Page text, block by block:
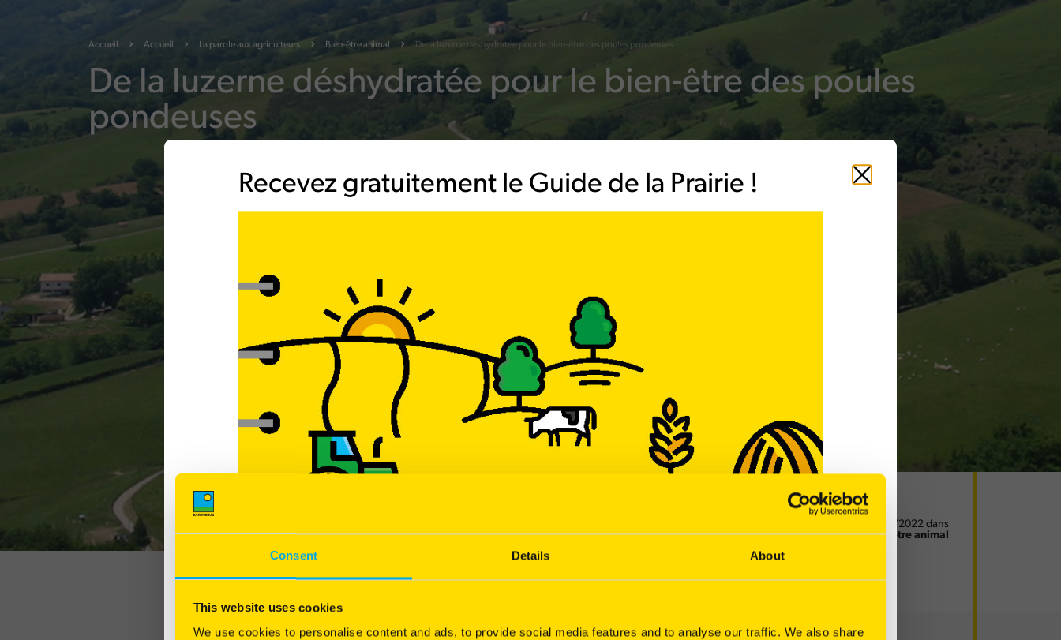
Consent Details About
This website uses cookies
We use cookies to personalise content and ads, to provide social media features and to analyse our traffic. We also share
Accueil Accueil La parole auxagriculteurs Bien-être animal De la luzerne déshydratée pour le bien-être des poules pondeuses
De la luzerne déshydratée pour le bien-être des poules
pondeuses
Article publié le 07/09/2022 dans
Bien-être animal
Fermer
Recevez gratuitement le Guide de la Prairie !